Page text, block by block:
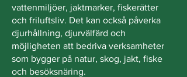
vattenmiljöer, jaktmarker, fiskerätter
och friluftsliv. Det kan också påverka
djurhållning, djurvälfärd och
möjligheten att bedriva verksamheter
som bygger på natur, skog, jakt, fiske
och besöksnäring.